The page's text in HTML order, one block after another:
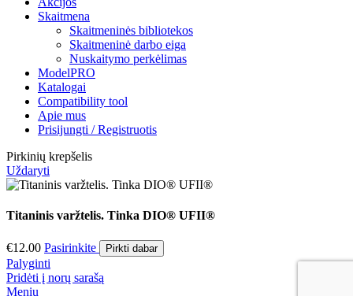
Skaitmena
Skaitmeninės bibliotekos
Skaitmeninė darbo eiga
Nuskaitymo perkėlimas
ModelPRO
Katalogai
Compatibility tool
Apie mus
Prisijungti / Registruotis
Pirkinių krepšelis
Uždaryti
Titaninis varžtelis. Tinka DIO® UFII®
€12.00 Pasirinkite Pirkti dabar
Palyginti
Pridėti į norų sarašą
Meniu